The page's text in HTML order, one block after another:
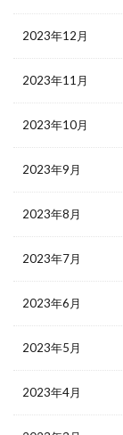
2023年12月
2023年11月
2023年10月
2023年9月
2023年8月
2023年7月
2023年6月
2023年5月
2023年4月